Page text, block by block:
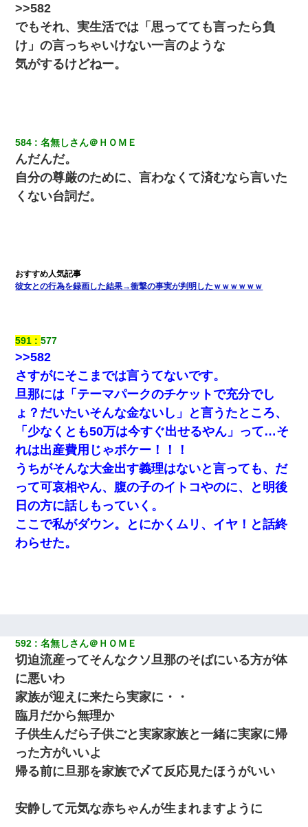
>>582
でもそれ、実生活では「思ってても言ったら負
け」の言っちゃいけない一言のような
気がするけどねー。
584 名無しさん＠ＨＯＭＥ
んだんだ。
自分の尊厳のために、言わなくて済むなら言いた
くない台詞だ。
彼女との行為を録画した結果→衝撃の事実が判明したｗｗｗｗｗｗ
591 577
>>582
さすがにそこまでは言うてないです。
旦那には「テーマパークのチケットで充分でし
ょ？だいたいそんな金ないし」と言うたところ、
「少なくとも50万は今すぐ出せるやん」って…そ
れは出産費用じゃボケー！！！
うちがそんな大金出す義理はないと言っても、だ
って可哀相やん、腹の子のイトコやのに、と明後
日の方に話しもっていく。
ここで私がダウン。とにかくムリ、イヤ！と話終
わらせた。
592 名無しさん＠ＨＯＭＥ
切迫流産ってそんなクソ旦那のそばにいる方が体
に悪いわ
家族が迎えに来たら実家に・・
臨月だから無理か
子供生んだら子供ごと実家家族と一緒に実家に帰
った方がいいよ
帰る前に旦那を家族で〆て反応見たほうがいい
安静して元気な赤ちゃんが生まれますように